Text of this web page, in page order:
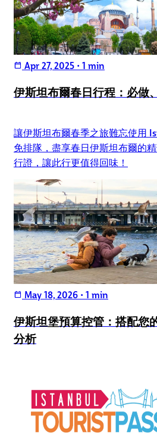
calendar_today Apr 27, 2025 • 1 min
伊斯坦布爾春日行程：必做
讓伊斯坦布爾春季之旅難忘使用
免排隊，盡享春日伊斯坦布爾的
行證，讓此行更值得回味！
calendar_today May 18, 2026 • 1 min
伊斯坦堡預算控管：搭配您
分析